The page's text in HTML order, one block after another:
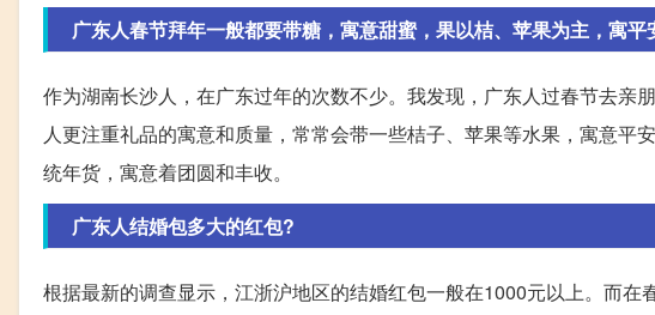
广东人春节拜年一般都要带糖，寓意甜蜜，果以桔、苹果为主，寓
作为湖南长沙人，在广东过年的次数不少。我发现，广东人过春节去亲
人更注重礼品的寓意和质量，常常会带一些桔子、苹果等水果，寓意
统年货，寓意着团圆和丰收。
广东人结婚包多大的红包?
根据最新的调查显示，江浙沪地区的结婚红包一般在1000元以上。而